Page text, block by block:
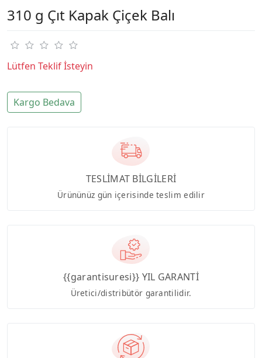
310 g Çıt Kapak Çiçek Balı
Lütfen Teklif İsteyin
Kargo Bedava
TESLİMAT BİLGİLERİ
Ürününüz gün içerisinde teslim edilir
{{garantisuresi}} YIL GARANTİ
Üretici/distribütör garantilidir.